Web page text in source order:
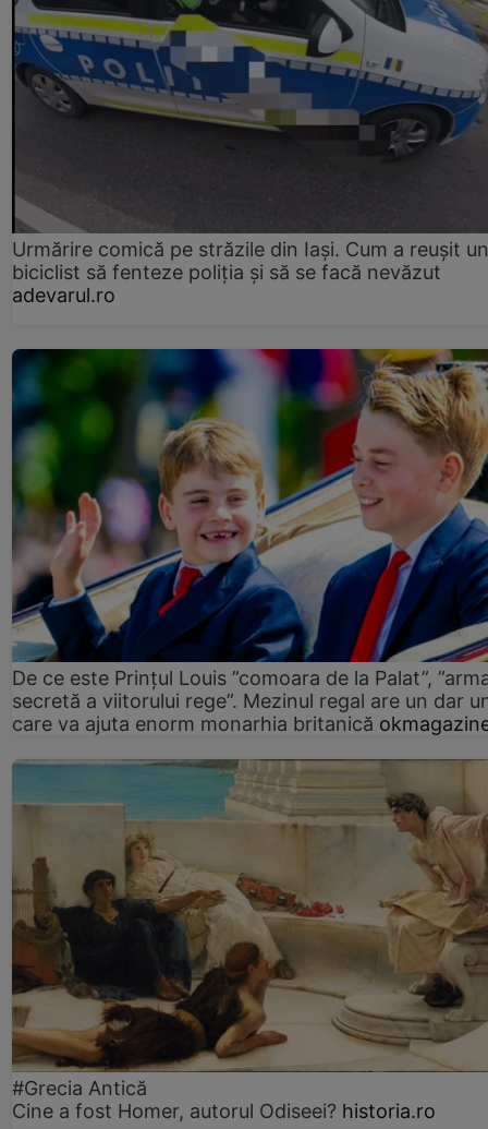
Urmărire comică pe străzile din Iași. Cum a reușit un
biciclist să fenteze poliția și să se facă nevăzut
adevarul.ro
De ce este Prințul Louis ”comoara de la Palat”,
secretă a viitorului rege”. Mezinul regal are un dar
care va ajuta enorm monarhia britanică
#Grecia Antică
Cine a fost Homer, autorul Odiseei? historia.ro